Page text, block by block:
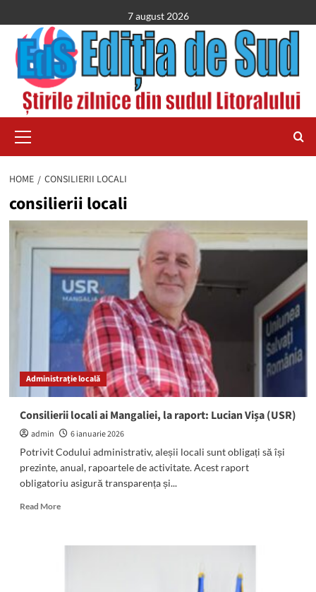
to
content
7 august 2026
Menu
HOME CONSILIERII LOCALI
consilierii locali
Administrație locală
Consilierii locali ai Mangaliei, la raport: Lucian Vișa (USR)
admin
6 ianuarie 2026
Potrivit Codului administrativ, aleșii locali sunt obligați să își
prezinte, anual, rapoartele de activitate. Acest raport
obligatoriu asigură transparența și...
Read MoreRead
Consilierii